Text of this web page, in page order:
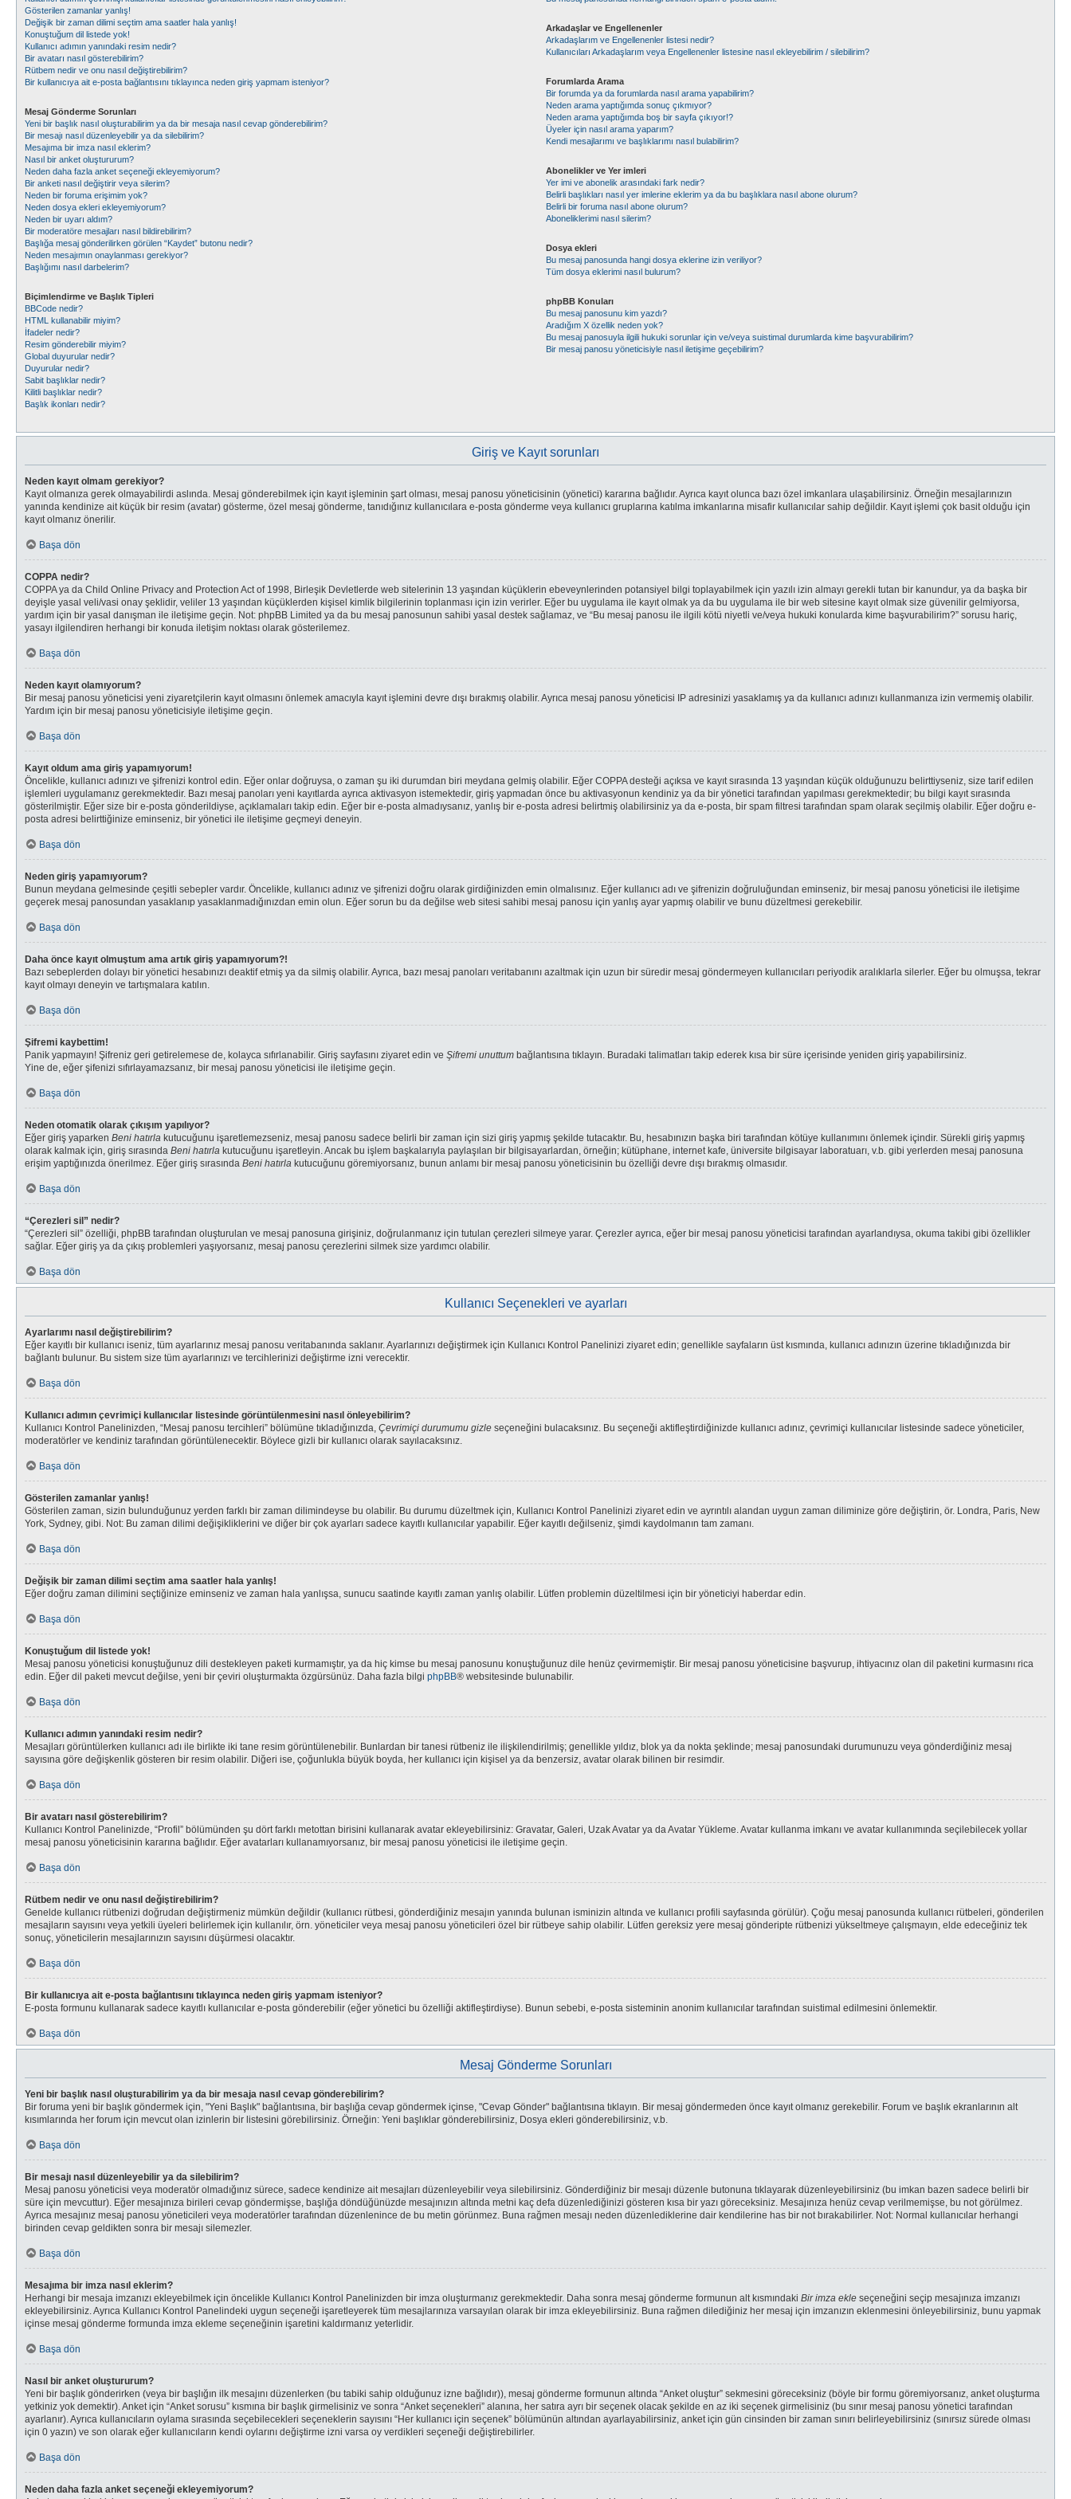
Gösterilen zamanlar yanlış!
Değişik bir zaman dilimi seçtim ama saatler hala yanlış!
Konuştuğum dil listede yok!
Kullanıcı adımın yanındaki resim nedir?
Bir avatarı nasıl gösterebilirim?
Rütbem nedir ve onu nasıl değiştirebilirim?
Bir kullanıcıya ait e-posta bağlantısını tıklayınca neden giriş yapmam isteniyor?
Mesaj Gönderme Sorunları
Yeni bir başlık nasıl oluşturabilirim ya da bir mesaja nasıl cevap gönderebilirim?
Bir mesajı nasıl düzenleyebilir ya da silebilirim?
Mesajıma bir imza nasıl eklerim?
Nasıl bir anket oluştururum?
Neden daha fazla anket seçeneği ekleyemiyorum?
Bir anketi nasıl değiştirir veya silerim?
Neden bir foruma erişimim yok?
Neden dosya ekleri ekleyemiyorum?
Neden bir uyarı aldım?
Bir moderatöre mesajları nasıl bildirebilirim?
Başlığa mesaj gönderilirken görülen “Kaydet” butonu nedir?
Neden mesajımın onaylanması gerekiyor?
Başlığımı nasıl darbelerim?
Biçimlendirme ve Başlık Tipleri
BBCode nedir?
HTML kullanabilir miyim?
İfadeler nedir?
Resim gönderebilir miyim?
Global duyurular nedir?
Duyurular nedir?
Sabit başlıklar nedir?
Kilitli başlıklar nedir?
Başlık ikonları nedir?
Arkadaşlar ve Engellenenler
Arkadaşlarım ve Engellenenler listesi nedir?
Kullanıcıları Arkadaşlarım veya Engellenenler listesine nasıl ekleyebilirim / silebilirim?
Forumlarda Arama
Bir forumda ya da forumlarda nasıl arama yapabilirim?
Neden arama yaptığımda sonuç çıkmıyor?
Neden arama yaptığımda boş bir sayfa çıkıyor!?
Üyeler için nasıl arama yaparım?
Kendi mesajlarımı ve başlıklarımı nasıl bulabilirim?
Abonelikler ve Yer imleri
Yer imi ve abonelik arasındaki fark nedir?
Belirli başlıkları nasıl yer imlerine eklerim ya da bu başlıklara nasıl abone olurum?
Belirli bir foruma nasıl abone olurum?
Aboneliklerimi nasıl silerim?
Dosya ekleri
Bu mesaj panosunda hangi dosya eklerine izin veriliyor?
Tüm dosya eklerimi nasıl bulurum?
phpBB Konuları
Bu mesaj panosunu kim yazdı?
Aradığım X özellik neden yok?
Bu mesaj panosuyla ilgili hukuki sorunlar için ve/veya suistimal durumlarda kime başvurabilirim?
Bir mesaj panosu yöneticisiyle nasıl iletişime geçebilirim?
Giriş ve Kayıt sorunları
Neden kayıt olmam gerekiyor?
Kayıt olmanıza gerek olmayabilirdi aslında. Mesaj gönderebilmek için kayıt işleminin şart olması, mesaj panosu yöneticisinin (yönetici) kararına bağlıdır. Ayrıca kayıt olunca bazı özel imkanlara ulaşabilirsiniz. Örneğin mesajlarınızın
yanında kendinize ait küçük bir resim (avatar) gösterme, özel mesaj gönderme, tanıdığınız kullanıcılara e-posta gönderme veya kullanıcı gruplarına katılma imkanlarına misafir kullanıcılar sahip değildir. Kayıt işlemi çok basit olduğu için
kayıt olmanız önerilir.
Başa dön
COPPA nedir?
COPPA ya da Child Online Privacy and Protection Act of 1998, Birleşik Devletlerde web sitelerinin 13 yaşından küçüklerin ebeveynlerinden potansiyel bilgi toplayabilmek için yazılı izin almayı gerekli tutan bir kanundur, ya da başka bir
deyişle yasal veli/vasi onay şeklidir, veliler 13 yaşından küçüklerden kişisel kimlik bilgilerinin toplanması için izin verirler. Eğer bu uygulama ile kayıt olmak ya da bu uygulama ile bir web sitesine kayıt olmak size güvenilir gelmiyorsa,
yardım için bir yasal danışman ile iletişime geçin. Not: phpBB Limited ya da bu mesaj panosunun sahibi yasal destek sağlamaz, ve “Bu mesaj panosu ile ilgili kötü niyetli ve/veya hukuki konularda kime başvurabilirim?” sorusu hariç,
yasayı ilgilendiren herhangi bir konuda iletişim noktası olarak gösterilemez.
Başa dön
Neden kayıt olamıyorum?
Bir mesaj panosu yöneticisi yeni ziyaretçilerin kayıt olmasını önlemek amacıyla kayıt işlemini devre dışı bırakmış olabilir. Ayrıca mesaj panosu yöneticisi IP adresinizi yasaklamış ya da kullanıcı adınızı kullanmanıza izin vermemiş olabilir.
Yardım için bir mesaj panosu yöneticisiyle iletişime geçin.
Başa dön
Kayıt oldum ama giriş yapamıyorum!
Öncelikle, kullanıcı adınızı ve şifrenizi kontrol edin. Eğer onlar doğruysa, o zaman şu iki durumdan biri meydana gelmiş olabilir. Eğer COPPA desteği açıksa ve kayıt sırasında 13 yaşından küçük olduğunuzu belirttiyseniz, size tarif edilen
işlemleri uygulamanız gerekmektedir. Bazı mesaj panoları yeni kayıtlarda ayrıca aktivasyon istemektedir, giriş yapmadan önce bu aktivasyonun kendiniz ya da bir yönetici tarafından yapılması gerekmektedir; bu bilgi kayıt sırasında
gösterilmiştir. Eğer size bir e-posta gönderildiyse, açıklamaları takip edin. Eğer bir e-posta almadıysanız, yanlış bir e-posta adresi belirtmiş olabilirsiniz ya da e-posta, bir spam filtresi tarafından spam olarak seçilmiş olabilir. Eğer doğru e-
posta adresi belirttiğinize eminseniz, bir yönetici ile iletişime geçmeyi deneyin.
Başa dön
Neden giriş yapamıyorum?
Bunun meydana gelmesinde çeşitli sebepler vardır. Öncelikle, kullanıcı adınız ve şifrenizi doğru olarak girdiğinizden emin olmalısınız. Eğer kullanıcı adı ve şifrenizin doğruluğundan eminseniz, bir mesaj panosu yöneticisi ile iletişime
geçerek mesaj panosundan yasaklanıp yasaklanmadığınızdan emin olun. Eğer sorun bu da değilse web sitesi sahibi mesaj panosu için yanlış ayar yapmış olabilir ve bunu düzeltmesi gerekebilir.
Başa dön
Daha önce kayıt olmuştum ama artık giriş yapamıyorum?!
Bazı sebeplerden dolayı bir yönetici hesabınızı deaktif etmiş ya da silmiş olabilir. Ayrıca, bazı mesaj panoları veritabanını azaltmak için uzun bir süredir mesaj göndermeyen kullanıcıları periyodik aralıklarla silerler. Eğer bu olmuşsa, tekrar
kayıt olmayı deneyin ve tartışmalara katılın.
Başa dön
Şifremi kaybettim!
Panik yapmayın! Şifreniz geri getirelemese de, kolayca sıfırlanabilir. Giriş sayfasını ziyaret edin ve Şifremi unuttum bağlantısına tıklayın. Buradaki talimatları takip ederek kısa bir süre içerisinde yeniden giriş yapabilirsiniz.
Yine de, eğer şifenizi sıfırlayamazsanız, bir mesaj panosu yöneticisi ile iletişime geçin.
Başa dön
Neden otomatik olarak çıkışım yapılıyor?
Eğer giriş yaparken Beni hatırla kutucuğunu işaretlemezseniz, mesaj panosu sadece belirli bir zaman için sizi giriş yapmış şekilde tutacaktır. Bu, hesabınızın başka biri tarafından kötüye kullanımını önlemek içindir. Sürekli giriş yapmış
olarak kalmak için, giriş sırasında Beni hatırla kutucuğunu işaretleyin. Ancak bu işlem başkalarıyla paylaşılan bir bilgisayarlardan, örneğin; kütüphane, internet kafe, üniversite bilgisayar laboratuarı, v.b. gibi yerlerden mesaj panosuna
erişim yaptığınızda önerilmez. Eğer giriş sırasında Beni hatırla kutucuğunu göremiyorsanız, bunun anlamı bir mesaj panosu yöneticisinin bu özelliği devre dışı bırakmış olmasıdır.
Başa dön
“Çerezleri sil” nedir?
“Çerezleri sil” özelliği, phpBB tarafından oluşturulan ve mesaj panosuna girişiniz, doğrulanmanız için tutulan çerezleri silmeye yarar. Çerezler ayrıca, eğer bir mesaj panosu yöneticisi tarafından ayarlandıysa, okuma takibi gibi özellikler
sağlar. Eğer giriş ya da çıkış problemleri yaşıyorsanız, mesaj panosu çerezlerini silmek size yardımcı olabilir.
Başa dön
Kullanıcı Seçenekleri ve ayarları
Ayarlarımı nasıl değiştirebilirim?
Eğer kayıtlı bir kullanıcı iseniz, tüm ayarlarınız mesaj panosu veritabanında saklanır. Ayarlarınızı değiştirmek için Kullanıcı Kontrol Panelinizi ziyaret edin; genellikle sayfaların üst kısmında, kullanıcı adınızın üzerine tıkladığınızda bir
bağlantı bulunur. Bu sistem size tüm ayarlarınızı ve tercihlerinizi değiştirme izni verecektir.
Başa dön
Kullanıcı adımın çevrimiçi kullanıcılar listesinde görüntülenmesini nasıl önleyebilirim?
Kullanıcı Kontrol Panelinizden, “Mesaj panosu tercihleri” bölümüne tıkladığınızda, Çevrimiçi durumumu gizle seçeneğini bulacaksınız. Bu seçeneği aktifleştirdiğinizde kullanıcı adınız, çevrimiçi kullanıcılar listesinde sadece yöneticiler,
moderatörler ve kendiniz tarafından görüntülenecektir. Böylece gizli bir kullanıcı olarak sayılacaksınız.
Başa dön
Gösterilen zamanlar yanlış!
Gösterilen zaman, sizin bulunduğunuz yerden farklı bir zaman dilimindeyse bu olabilir. Bu durumu düzeltmek için, Kullanıcı Kontrol Panelinizi ziyaret edin ve ayrıntılı alandan uygun zaman diliminize göre değiştirin, ör. Londra, Paris, New
York, Sydney, gibi. Not: Bu zaman dilimi değişikliklerini ve diğer bir çok ayarları sadece kayıtlı kullanıcılar yapabilir. Eğer kayıtlı değilseniz, şimdi kaydolmanın tam zamanı.
Başa dön
Değişik bir zaman dilimi seçtim ama saatler hala yanlış!
Eğer doğru zaman dilimini seçtiğinize eminseniz ve zaman hala yanlışsa, sunucu saatinde kayıtlı zaman yanlış olabilir. Lütfen problemin düzeltilmesi için bir yöneticiyi haberdar edin.
Başa dön
Konuştuğum dil listede yok!
Mesaj panosu yöneticisi konuştuğunuz dili destekleyen paketi kurmamıştır, ya da hiç kimse bu mesaj panosunu konuştuğunuz dile henüz çevirmemiştir. Bir mesaj panosu yöneticisine başvurup, ihtiyacınız olan dil paketini kurmasını rica
edin. Eğer dil paketi mevcut değilse, yeni bir çeviri oluşturmakta özgürsünüz. Daha fazla bilgi phpBB® websitesinde bulunabilir.
Başa dön
Kullanıcı adımın yanındaki resim nedir?
Mesajları görüntülerken kullanıcı adı ile birlikte iki tane resim görüntülenebilir. Bunlardan bir tanesi rütbeniz ile ilişkilendirilmiş; genellikle yıldız, blok ya da nokta şeklinde; mesaj panosundaki durumunuzu veya gönderdiğiniz mesaj
sayısına göre değişkenlik gösteren bir resim olabilir. Diğeri ise, çoğunlukla büyük boyda, her kullanıcı için kişisel ya da benzersiz, avatar olarak bilinen bir resimdir.
Başa dön
Bir avatarı nasıl gösterebilirim?
Kullanıcı Kontrol Panelinizde, “Profil” bölümünden şu dört farklı metottan birisini kullanarak avatar ekleyebilirsiniz: Gravatar, Galeri, Uzak Avatar ya da Avatar Yükleme. Avatar kullanma imkanı ve avatar kullanımında seçilebilecek yollar
mesaj panosu yöneticisinin kararına bağlıdır. Eğer avatarları kullanamıyorsanız, bir mesaj panosu yöneticisi ile iletişime geçin.
Başa dön
Rütbem nedir ve onu nasıl değiştirebilirim?
Genelde kullanıcı rütbenizi doğrudan değiştirmeniz mümkün değildir (kullanıcı rütbesi, gönderdiğiniz mesajın yanında bulunan isminizin altında ve kullanıcı profili sayfasında görülür). Çoğu mesaj panosunda kullanıcı rütbeleri, gönderilen
mesajların sayısını veya yetkili üyeleri belirlemek için kullanılır, örn. yöneticiler veya mesaj panosu yöneticileri özel bir rütbeye sahip olabilir. Lütfen gereksiz yere mesaj gönderipte rütbenizi yükseltmeye çalışmayın, elde edeceğiniz tek
sonuç, yöneticilerin mesajlarınızın sayısını düşürmesi olacaktır.
Başa dön
Bir kullanıcıya ait e-posta bağlantısını tıklayınca neden giriş yapmam isteniyor?
E-posta formunu kullanarak sadece kayıtlı kullanıcılar e-posta gönderebilir (eğer yönetici bu özelliği aktifleştirdiyse). Bunun sebebi, e-posta sisteminin anonim kullanıcılar tarafından suistimal edilmesini önlemektir.
Başa dön
Mesaj Gönderme Sorunları
Yeni bir başlık nasıl oluşturabilirim ya da bir mesaja nasıl cevap gönderebilirim?
Bir foruma yeni bir başlık göndermek için, "Yeni Başlık" bağlantısına, bir başlığa cevap göndermek içinse, "Cevap Gönder" bağlantısına tıklayın. Bir mesaj göndermeden önce kayıt olmanız gerekebilir. Forum ve başlık ekranlarının alt
kısımlarında her forum için mevcut olan izinlerin bir listesini görebilirsiniz. Örneğin: Yeni başlıklar gönderebilirsiniz, Dosya ekleri gönderebilirsiniz, v.b.
Başa dön
Bir mesajı nasıl düzenleyebilir ya da silebilirim?
Mesaj panosu yöneticisi veya moderatör olmadığınız sürece, sadece kendinize ait mesajları düzenleyebilir veya silebilirsiniz. Gönderdiğiniz bir mesajı düzenle butonuna tıklayarak düzenleyebilirsiniz (bu imkan bazen sadece belirli bir
süre için mevcuttur). Eğer mesajınıza birileri cevap göndermişse, başlığa döndüğünüzde mesajınızın altında metni kaç defa düzenlediğinizi gösteren kısa bir yazı göreceksiniz. Mesajınıza henüz cevap verilmemişse, bu not görülmez.
Ayrıca mesajınız mesaj panosu yöneticileri veya moderatörler tarafından düzenlenince de bu metin görünmez. Buna rağmen mesajı neden düzenlediklerine dair kendilerine has bir not bırakabilirler. Not: Normal kullanıcılar herhangi
birinden cevap geldikten sonra bir mesajı silemezler.
Başa dön
Mesajıma bir imza nasıl eklerim?
Herhangi bir mesaja imzanızı ekleyebilmek için öncelikle Kullanıcı Kontrol Panelinizden bir imza oluşturmanız gerekmektedir. Daha sonra mesaj gönderme formunun alt kısmındaki Bir imza ekle seçeneğini seçip mesajınıza imzanızı
ekleyebilirsiniz. Ayrıca Kullanıcı Kontrol Panelindeki uygun seçeneği işaretleyerek tüm mesajlarınıza varsayılan olarak bir imza ekleyebilirsiniz. Buna rağmen dilediğiniz her mesaj için imzanızın eklenmesini önleyebilirsiniz, bunu yapmak
içinse mesaj gönderme formunda imza ekleme seçeneğinin işaretini kaldırmanız yeterlidir.
Başa dön
Nasıl bir anket oluştururum?
Yeni bir başlık gönderirken (veya bir başlığın ilk mesajını düzenlerken (bu tabiki sahip olduğunuz izne bağlıdır)), mesaj gönderme formunun altında “Anket oluştur” sekmesini göreceksiniz (böyle bir formu göremiyorsanız, anket oluşturma
yetkiniz yok demektir). Anket için “Anket sorusu” kısmına bir başlık girmelisiniz ve sonra “Anket seçenekleri” alanına, her satıra ayrı bir seçenek olacak şekilde en az iki seçenek girmelisiniz (bu sınır mesaj panosu yönetici tarafından
ayarlanır). Ayrıca kullanıcıların oylama sırasında seçebilecekleri seçeneklerin sayısını “Her kullanıcı için seçenek” bölümünün altından ayarlayabilirsiniz, anket için gün cinsinden bir zaman sınırı belirleyebilirsiniz (sınırsız sürede olması
için 0 yazın) ve son olarak eğer kullanıcıların kendi oylarını değiştirme izni varsa oy verdikleri seçeneği değiştirebilirler.
Başa dön
Neden daha fazla anket seçeneği ekleyemiyorum?